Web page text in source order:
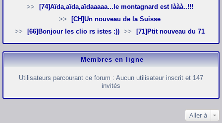
[74]Aïda,aïda,aïdaaaaa...le montagnard est lààà..!!!
[CH]Un nouveau de la Suisse
[66]Bonjour les clio rs istes :))
[71]Ptit nouveau du 71
Membres en ligne
Utilisateurs parcourant ce forum : Aucun utilisateur inscrit et 147
invités
Aller à